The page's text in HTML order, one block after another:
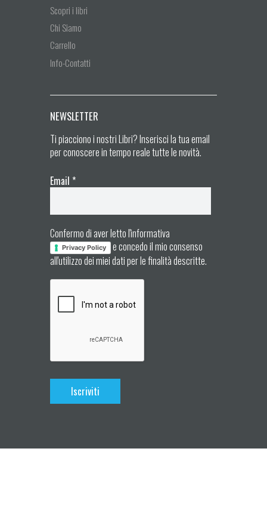
Scopri i libri
Chi Siamo
Carrello
Info-Contatti
NEWSLETTER
Ti piacciono i nostri Libri? Inserisci la tua email
per conoscere in tempo reale tutte le novità.
Email *
Confermo di aver letto l'informativa
Privacy Policy
e concedo il mio consenso
all'utilizzo dei miei dati per le finalità descritte.